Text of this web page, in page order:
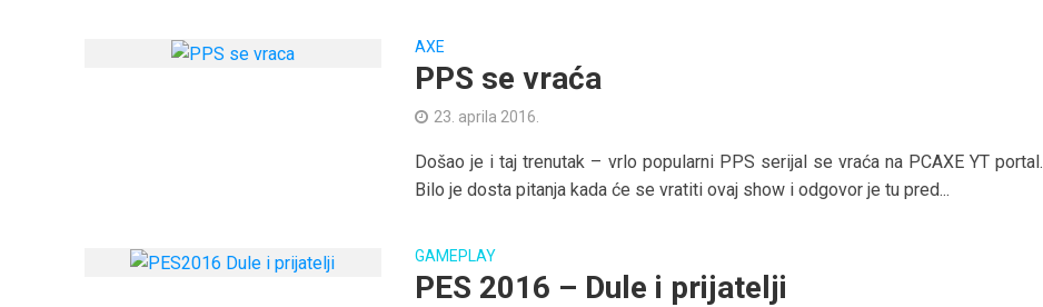
AXE
PPS se vraća
23. aprila 2016.
Došao je i taj trenutak – vrlo popularni PPS serijal se vraća na PCAXE YT portal.
Bilo je dosta pitanja kada će se vratiti ovaj show i odgovor je tu pred...
GAMEPLAY
PES 2016 – Dule i prijatelji